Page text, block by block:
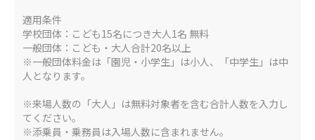
適用条件
学校団体：こども15名につき大人1名 無料
一般団体：こども・大人合計20名以上
※一般団体料金は「園児・小学生」は小人、「中学生」は中
人となります。
※来場人数の「大人」は無料対象者を含む合計人数を入力し
てください。
※添乗員・乗務員は入場人数に含まれません。